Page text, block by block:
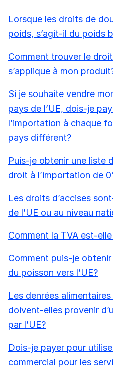
Lorsque les droits de
poids, s’agit-il du poids
Comment trouver le
s’applique à mon
Si je souhaite vendre
pays de l’UE, dois-je
l’importation à chaque
pays différent?
Puis-je obtenir une liste
droit à l’importation de
Les droits d’accises
de l’UE ou au niveau
Comment la TVA est-
Comment puis-je
du poisson vers l’UE?
Les denrées
doivent-elles provenir
par l’UE?
Dois-je payer pour
commercial pour les